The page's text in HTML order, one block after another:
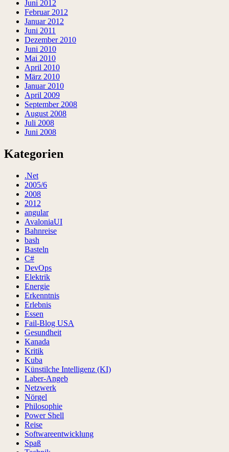
Juni 2012
Februar 2012
Januar 2012
Juni 2011
Dezember 2010
Juni 2010
Mai 2010
April 2010
März 2010
Januar 2010
April 2009
September 2008
August 2008
Juli 2008
Juni 2008
Kategorien
.Net
2005/6
2008
2012
angular
AvaloniaUI
Bahnreise
bash
Basteln
C#
DevOps
Elektrik
Energie
Erkenntnis
Erlebnis
Essen
Fail-Blog USA
Gesundheit
Kanada
Kritik
Kuba
Künstilche Intelligenz (KI)
Laber-Angeb
Netzwerk
Nörgel
Philosophie
Power Shell
Reise
Softwareentwicklung
Spaß